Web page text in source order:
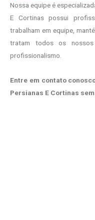
Nossa equipe é
E Cortinas possui
trabalham em equipe,
tratam todos os
profissionalismo.
Entre em contato
Persianas E Cortinas